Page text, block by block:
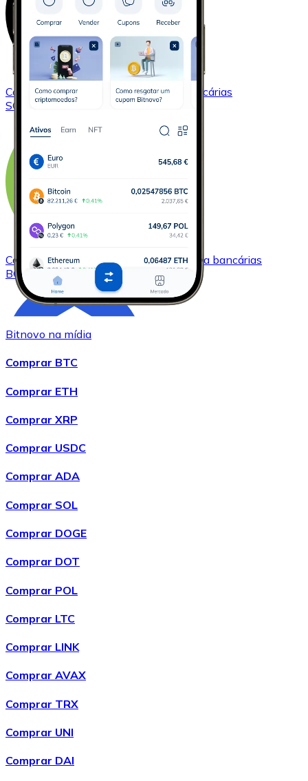
ComprarSolana
com transferência bancárias
SOL
ComprarBitcoin Cashcom transferência bancárias
BCH
ComprarChainlink
LINK
ComprarWrapped Bitcoin
ComprarAvalanche
Bitnovo na mídia
Comprar BTC
Comprar ETH
Comprar XRP
Comprar USDC
Comprar ADA
Comprar SOL
Comprar DOGE
Comprar DOT
Comprar POL
Comprar LTC
Comprar LINK
Comprar AVAX
Comprar TRX
Comprar UNI
Comprar DAI